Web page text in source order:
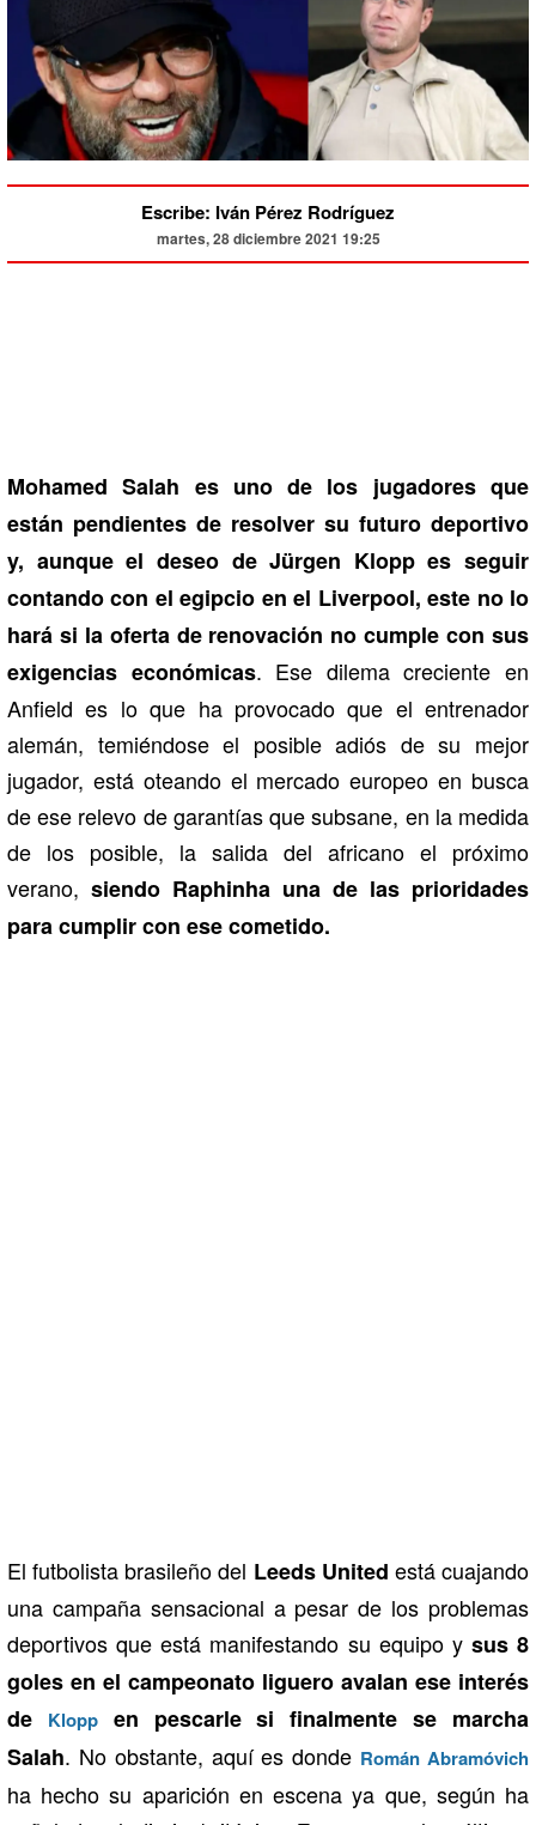
Escribe: Iván Pérez Rodríguez
martes, 28 diciembre 2021 19:25
Mohamed Salah es uno de los jugadores que
están pendientes de resolver su futuro deportivo
y, aunque el deseo de Jürgen Klopp es seguir
contando con el egipcio en el Liverpool, este no lo
hará si la oferta de renovación no cumple con sus
exigencias económicas. Ese dilema creciente en
Anfield es lo que ha provocado que el entrenador
alemán, temiéndose el posible adiós de su mejor
jugador, está oteando el mercado europeo en busca
de ese relevo de garantías que subsane, en la medida
de los posible, la salida del africano el próximo
verano, siendo Raphinha una de las prioridades
para cumplir con ese cometido.
El futbolista brasileño del Leeds United está cuajando
una campaña sensacional a pesar de los problemas
deportivos que está manifestando su equipo y sus 8
goles en el campeonato liguero avalan ese interés
de
Kloppen pescarle si finalmente se marcha
Salah. No obstante, aquí es donde Román Abramóvich
ha hecho su aparición en escena ya que, según ha